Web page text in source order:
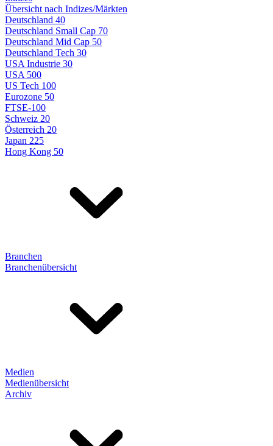
Übersicht nach Indizes/Märkten
Deutschland 40
Deutschland Small Cap 70
Deutschland Mid Cap 50
Deutschland Tech 30
USA Industrie 30
USA 500
US Tech 100
Eurozone 50
FTSE-100
Schweiz 20
Österreich 20
Japan 225
Hong Kong 50
Branchen
Branchenübersicht
Medien
Medienübersicht
Archiv